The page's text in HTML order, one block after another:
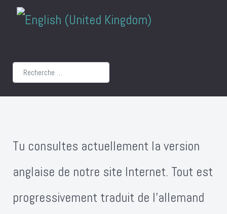
Rechercher
Tu consultes actuellement la version
anglaise de notre site Internet. Tout est
progressivement traduit de l'allemand